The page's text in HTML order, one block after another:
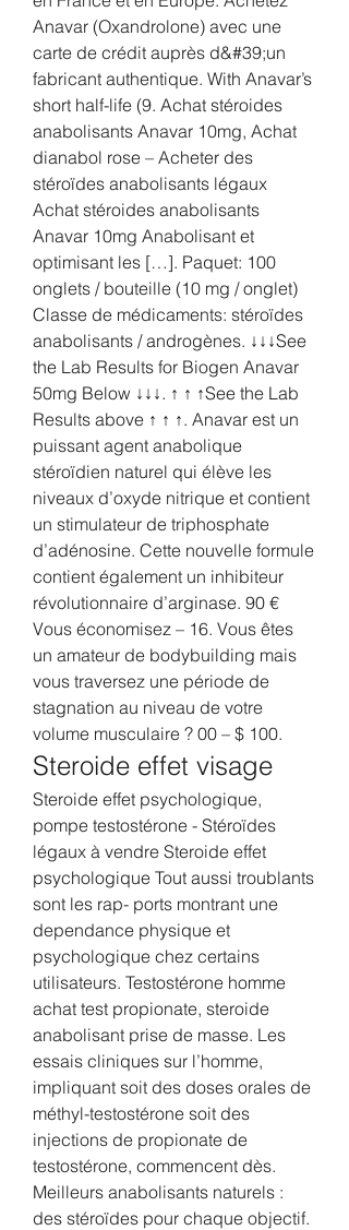
Anavar (Oxandrolone) avec une
carte de crédit auprès d&#39;un
fabricant authentique. With Anavar’s
short half-life (9. Achat stéroides
anabolisants Anavar 10mg, Achat
dianabol rose – Acheter des
stéroïdes anabolisants légaux
Achat stéroides anabolisants
Anavar 10mg Anabolisant et
optimisant les […]. Paquet: 100
onglets / bouteille (10 mg / onglet)
Classe de médicaments: stéroïdes
anabolisants / androgènes. ↓↓↓See
the Lab Results for Biogen Anavar
50mg Below ↓↓↓. ↑ ↑ ↑See the Lab
Results above ↑ ↑ ↑. Anavar est un
puissant agent anabolique
stéroïdien naturel qui élève les
niveaux d’oxyde nitrique et contient
un stimulateur de triphosphate
d’adénosine. Cette nouvelle formule
contient également un inhibiteur
révolutionnaire d’arginase. 90 €
Vous économisez – 16. Vous êtes
un amateur de bodybuilding mais
vous traversez une période de
stagnation au niveau de votre
volume musculaire ? 00 – $ 100.
Steroide effet visage
Steroide effet psychologique,
pompe testostérone - Stéroïdes
légaux à vendre Steroide effet
psychologique Tout aussi troublants
sont les rap- ports montrant une
dependance physique et
psychologique chez certains
utilisateurs. Testostérone homme
achat test propionate, steroide
anabolisant prise de masse. Les
essais cliniques sur l’homme,
impliquant soit des doses orales de
méthyl-testostérone soit des
injections de propionate de
testostérone, commencent dès.
Meilleurs anabolisants naturels :
des stéroïdes pour chaque objectif.